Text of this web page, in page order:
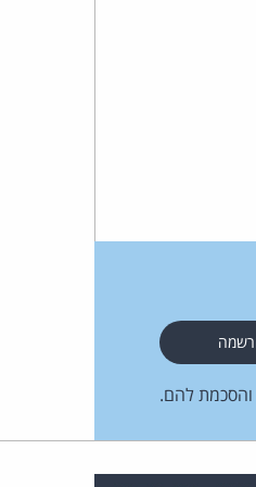
והסכמת להם.